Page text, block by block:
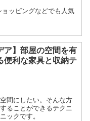
ッピングなどでも人気
ア】部屋の空間を有
便利な家具と収納テ
間にしたい。そんな方
ることができるテクニ
ックです。